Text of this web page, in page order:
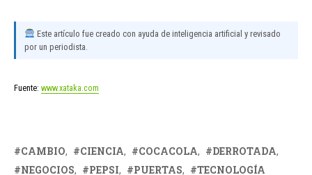
Este artículo fue creado con ayuda de inteligencia artificial y revisado
por un periodista.
Fuente: www.xataka.com
CAMBIO CIENCIA COCACOLA
DERROTADA
NEGOCIOS
PEPSI PUERTAS TECNOLOGÍA